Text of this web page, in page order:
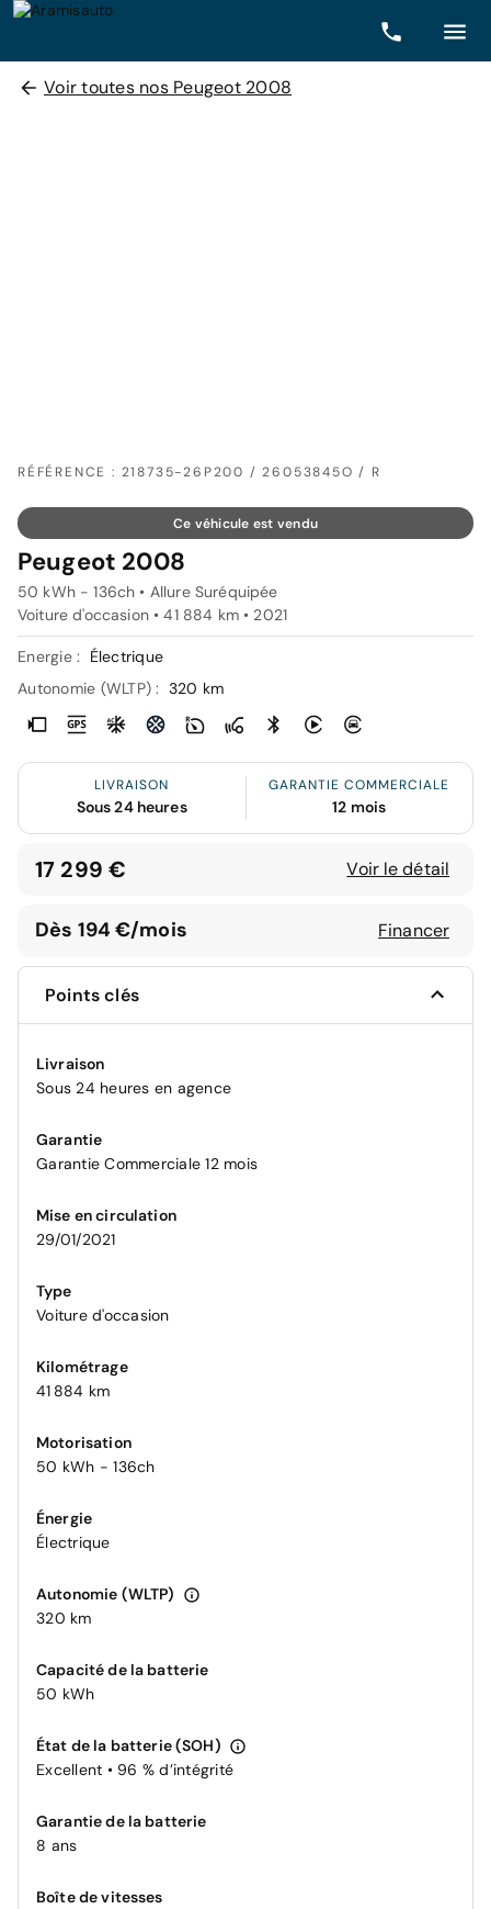
Voir toutes nos Peugeot 2008
RÉFÉRENCE : 218735-26P200 / 26053845O / R
Ce véhicule est vendu
Peugeot 2008
50 kWh - 136ch • Allure Suréquipée
Voiture d'occasion • 41 884 km • 2021
Energie :
Électrique
Autonomie (WLTP) : 320 km
LIVRAISON
Sous 24 heures
GARANTIE COMMERCIALE
12 mois
17 299 € Voir le détail
Dès 194 €/mois Financer
Points clés
Livraison
Sous 24 heures en agence
Garantie
Garantie Commerciale 12 mois
Mise en circulation
29/01/2021
Type
Voiture d'occasion
Kilométrage
41 884 km
Motorisation
50 kWh - 136ch
Énergie
Électrique
Autonomie (WLTP)
320 km
Capacité de la batterie
50 kWh
État de la batterie (SOH)
Excellent • 96 % d’intégrité
Garantie de la batterie
8 ans
Boîte de vitesses